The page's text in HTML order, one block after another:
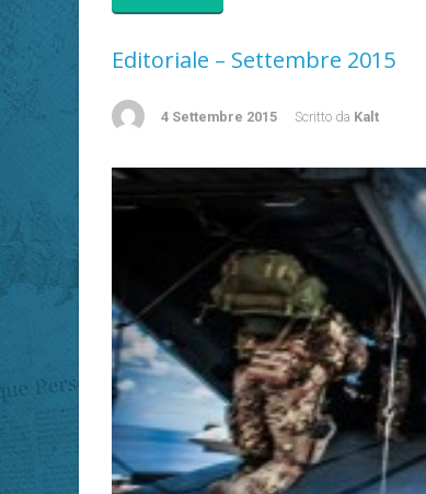
Editoriale – Settembre 2015
4 Settembre 2015 Scritto da Kalt